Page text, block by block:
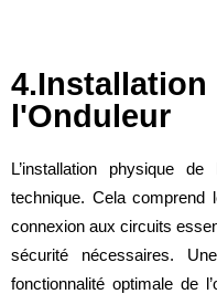
4.Installation
l'Onduleur
L’installation physique
technique. Cela comprend
connexion aux circuits
sécurité nécessaires.
fonctionnalité optimale de